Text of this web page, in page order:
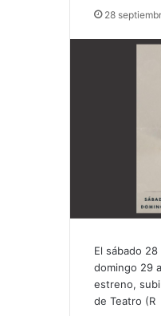
28
El sábado
domingo 29
estreno,
de Teatro (R